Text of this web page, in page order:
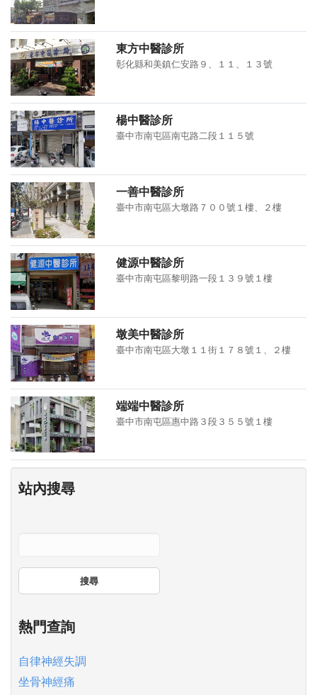
東方中醫診所
彰化縣和美鎮仁安路９、１１、１３號
楊中醫診所
臺中市南屯區南屯路二段１１５號
一善中醫診所
臺中市南屯區大墩路７００號１樓、２樓
健源中醫診所
臺中市南屯區黎明路一段１３９號１樓
墩美中醫診所
臺中市南屯區大墩１１街１７８號１、２樓
端端中醫診所
臺中市南屯區惠中路３段３５５號１樓
站內搜尋
搜尋
熱門查詢
自律神經失調
坐骨神經痛